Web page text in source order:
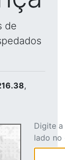
de
,
Digite
lado no